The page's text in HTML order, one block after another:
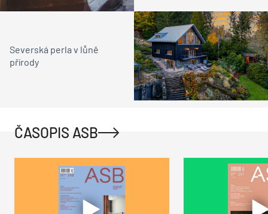
Severská perla v lůně
přírody
ČASOPIS ASB